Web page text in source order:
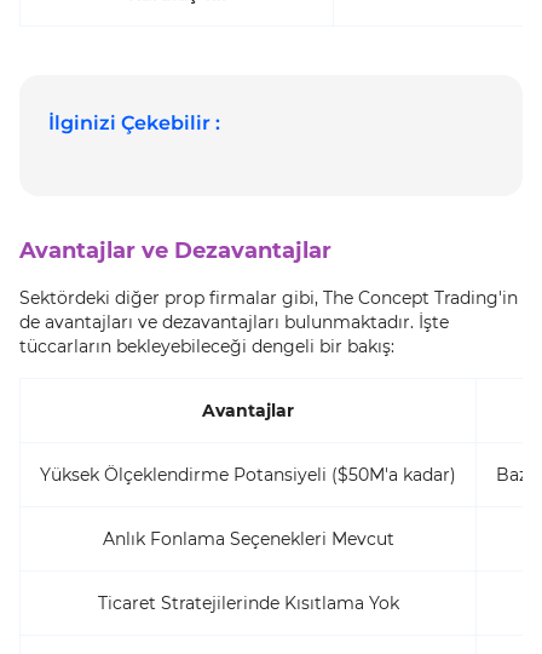
İlginizi Çekebilir :
Avantajlar ve Dezavantajlar
Sektördeki diğer prop firmalar gibi, The Concept Trading'in
de avantajları ve dezavantajları bulunmaktadır. İşte
tüccarların bekleyebileceği dengeli bir bakış:
Avantajlar
Yüksek Ölçeklendirme Potansiyeli ($50M'a kadar)
Anlık Fonlama Seçenekleri Mevcut
Ticaret Stratejilerinde Kısıtlama Yok